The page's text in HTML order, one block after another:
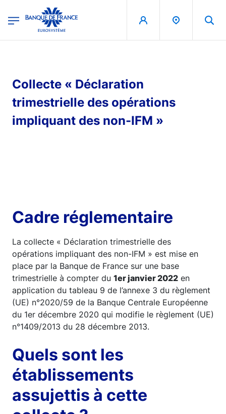
Banque de France - Menu Principal
Collecte « Déclaration
trimestrielle des opérations
impliquant des non-IFM »
Cadre réglementaire
La collecte « Déclaration trimestrielle des
opérations impliquant des non-IFM » est mise en
place par la Banque de France sur une base
trimestrielle à compter du 1er janvier 2022 en
application du tableau 9 de l’annexe 3 du règlement
(UE) n°2020/59 de la Banque Centrale Européenne
du 1er décembre 2020 qui modifie le règlement (UE)
n°1409/2013 du 28 décembre 2013.
Quels sont les
établissements
assujettis à cette